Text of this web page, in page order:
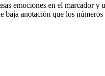
emociones en el marcador
baja anotación que los